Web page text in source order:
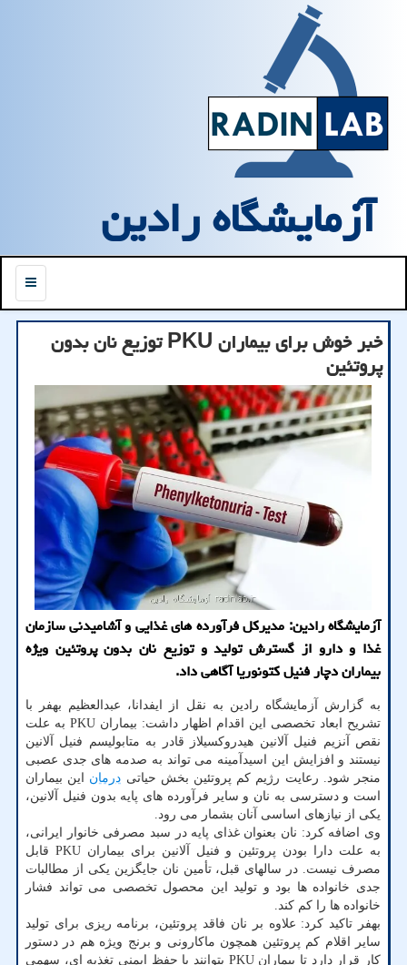
آزمایشگاه رادین
منو
خبر خوش برای بیماران PKU توزیع نان بدون
پروتئین
آزمایشگاه رادین: مدیرکل فرآورده های غذایی و آشامیدنی سازمان
غذا و دارو از گسترش تولید و توزیع نان بدون پروتئین ویژه
بیماران دچار فنیل کتونوریا آگاهی داد.
به گزارش آزمایشگاه رادین به نقل از ایفدانا، عبدالعظیم بهفر با
تشریح ابعاد تخصصی این اقدام اظهار داشت: بیماران PKU به علت
نقص آنزیم فنیل آلانین هیدروکسیلاز قادر به متابولیسم فنیل آلانین
نیستند و افزایش این اسیدآمینه می تواند به صدمه های جدی عصبی
منجر شود. رعایت رژیم کم پروتئین بخش حیاتی درمان این بیماران
است و دسترسی به نان و سایر فرآورده های پایه بدون فنیل آلانین،
یکی از نیازهای اساسی آنان بشمار می رود.
وی اضافه کرد: نان بعنوان غذای پایه در سبد مصرفی خانوار ایرانی،
به علت دارا بودن پروتئین و فنیل آلانین برای بیماران PKU قابل
مصرف نیست. در سالهای قبل، تأمین نان جایگزین یکی از مطالبات
جدی خانواده ها بود و تولید این محصول تخصصی می تواند فشار
خانواده ها را کم کند.
بهفر تاکید کرد: علاوه بر نان فاقد پروتئین، برنامه ریزی برای تولید
سایر اقلام کم پروتئین همچون ماکارونی و برنج ویژه هم در دستور
کار قرار دارد تا بیماران PKU بتوانند با حفظ ایمنی تغذیه ای، سهمی